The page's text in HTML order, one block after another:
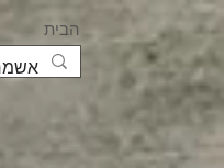
הבית